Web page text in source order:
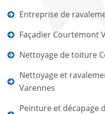
Entreprise de
Façadier Courtemont
Nettoyage de toiture
Nettoyage et
Varennes
Peinture et décapage